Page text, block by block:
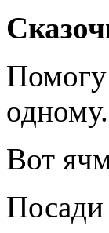
Помогу
одному.
Вот
Посади